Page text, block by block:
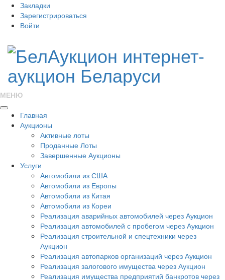
Закладки
Зарегистрироваться
Войти
МЕНЮ
Главная
Аукционы
Активные лоты
Проданные Лоты
Завершенные Аукционы
Услуги
Автомобили из США
Автомобили из Европы
Автомобили из Китая
Автомобили из Кореи
Реализация аварийных автомобилей через Аукцион
Реализация автомобилей с пробегом через Аукцион
Реализация строительной и спецтехники через
Аукцион
Реализация автопарков организаций через Аукцион
Реализация залогового имущества через Аукцион
Реализация имущества предприятий банкротов через